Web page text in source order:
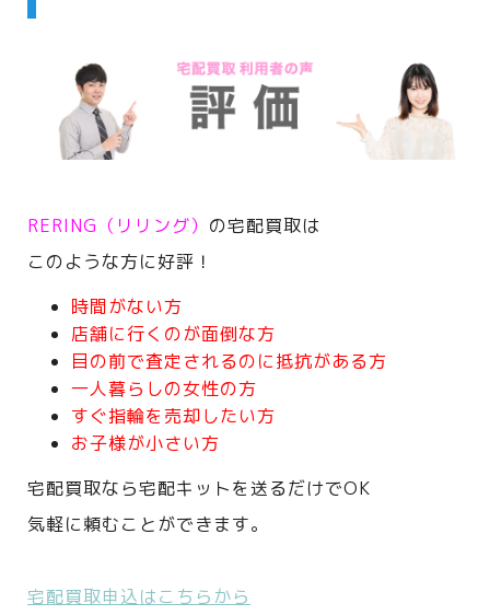
RERING（リリング） の宅配買取は
このような方に好評！
時間がない方
店舗に行くのが面倒な方
目の前で査定されるのに抵抗がある方
一人暮らしの女性の方
すぐ指輪を売却したい方
お子様が小さい方
宅配買取なら宅配キットを送るだけでOK
気軽に頼むことができます。
宅配買取申込はこちらから